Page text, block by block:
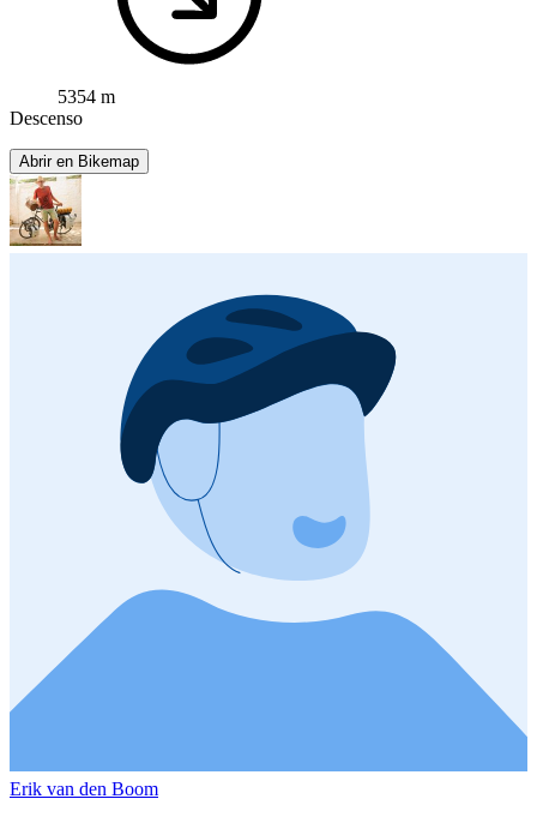
5354 m
Descenso
Abrir en Bikemap
Erik van den Boom